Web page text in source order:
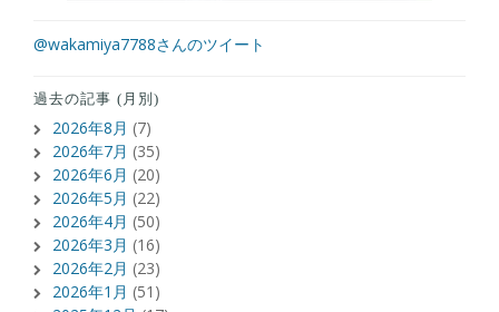
@wakamiya7788さんのツイート
過去の記事 (月別)
2026年8月 (7)
2026年7月 (35)
2026年6月 (20)
2026年5月 (22)
2026年4月 (50)
2026年3月 (16)
2026年2月 (23)
2026年1月 (51)